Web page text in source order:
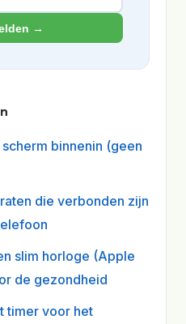
→
binnenin (geen
die verbonden zijn
slim horloge (Apple
de gezondheid
timer voor het